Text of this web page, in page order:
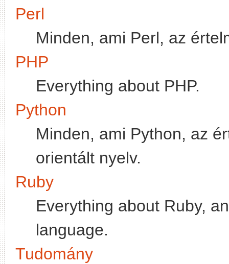
Perl
Minden, ami Perl, az
PHP
Everything about PHP.
Python
Minden, ami Python, az
orientált nyelv.
Ruby
Everything about Ruby,
language.
Tudomány